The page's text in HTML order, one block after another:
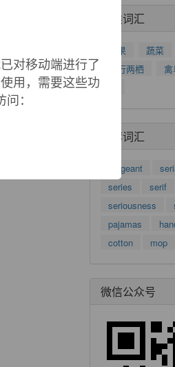
分类词汇
水果 蔬菜
爬行两栖
禽
推荐词汇
sergeant
series
serif
seriousness
pajamas
cotton
mop
微信公众号
对移动端进行了
用，需要这些功
：